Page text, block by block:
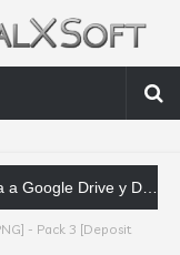
que las empresas deberían conocer
- Pack 3 [Deposit